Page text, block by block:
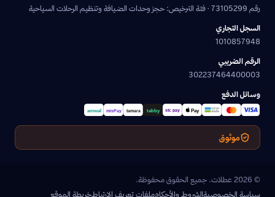
رقم 73105299 · فئة الترخيص: حجز وحدات الضيافة وتنظيم الرحلات السياحية
السجل التجاري
1010857948
الرقم الضريبي
302237464400003
وسائل الدفع
موثوق
© 2026 عطلات. جميع الحقوق محفوظة.
سياسة الخصوصيةالشروط والأحكامملفات تعريف الارتباطخريطة الموقع